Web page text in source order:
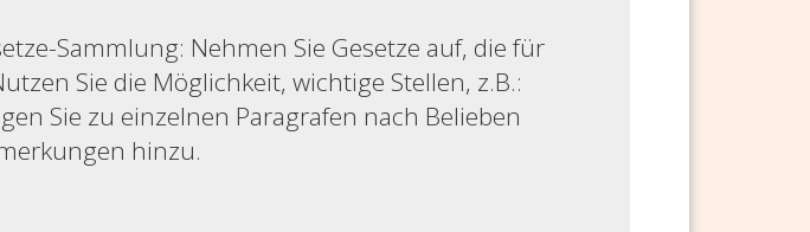
Sammlung: Nehmen Sie Gesetze auf, die für
Sie die Möglichkeit, wichtige Stellen, z.B.:
Sie zu einzelnen Paragrafen nach Belieben
hinzu.